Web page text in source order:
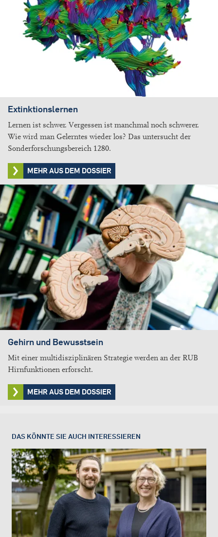
Extinktionslernen
Lernen ist schwer. Vergessen ist manchmal noch schwerer.
Wie wird man Gelerntes wieder los? Das untersucht der
Sonderforschungsbereich 1280.
MEHR AUS DEM DOSSIER
Gehirn und Bewusstsein
Mit einer multidisziplinären Strategie werden an der RUB
Hirnfunktionen erforscht.
MEHR AUS DEM DOSSIER
DAS KÖNNTE SIE AUCH INTERESSIEREN